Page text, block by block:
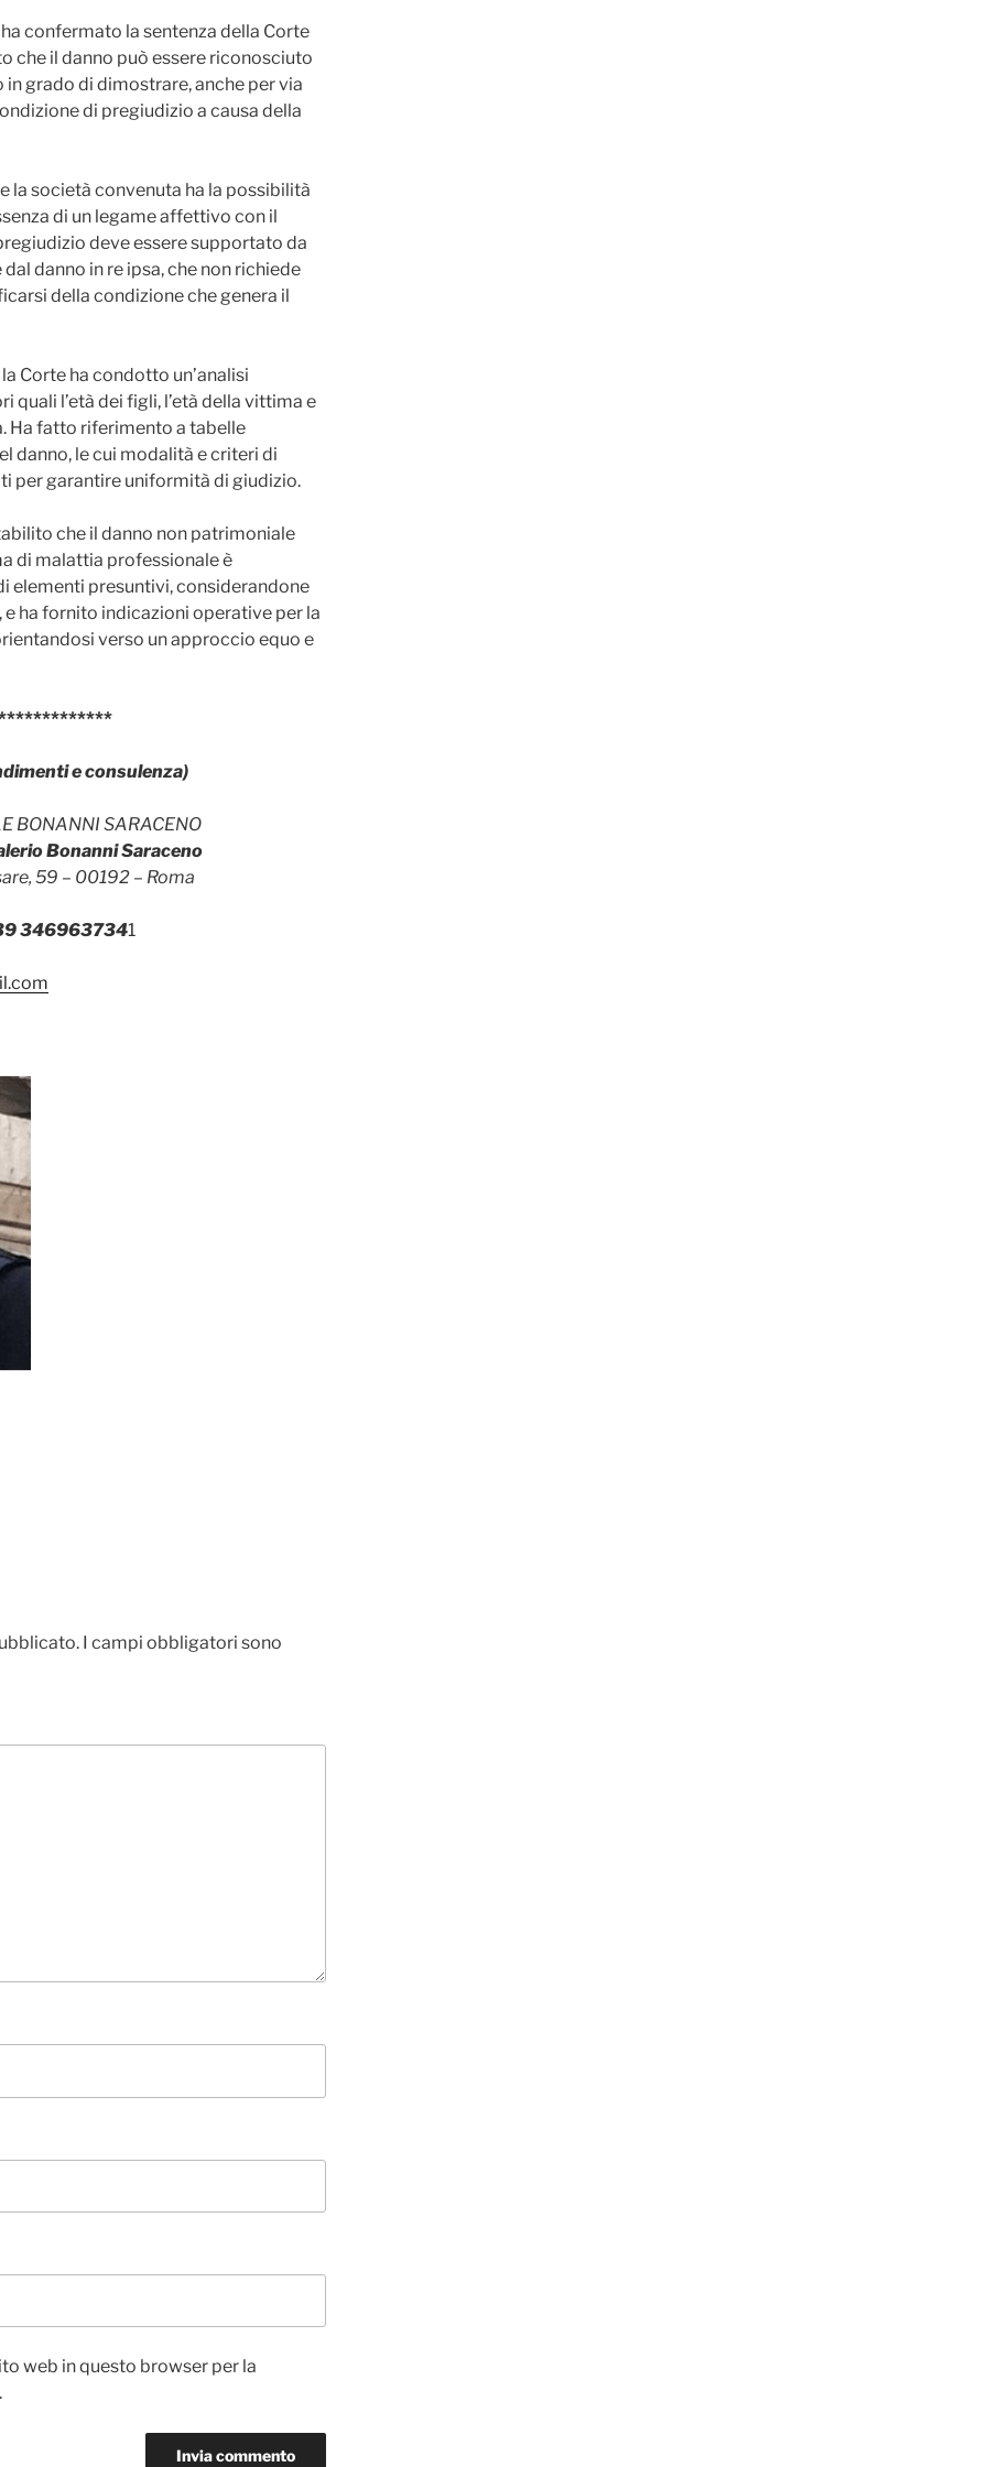
confermato la sentenza della Corte
che il danno può essere riconosciuto
grado di dimostrare, anche per via
di pregiudizio a causa della
la società convenuta ha la possibilità
di un legame affettivo con il
deve essere supportato da
danno in re ipsa, che non richiede
della condizione che genera il
Corte ha condotto un’analisi
l’età dei figli, l’età della vittima e
Ha fatto riferimento a tabelle
danno, le cui modalità e criteri di
per garantire uniformità di giudizio.
che il danno non patrimoniale
di malattia professionale è
elementi presuntivi, considerandone
ha fornito indicazioni operative per la
verso un approccio equo e
e consulenza)
BONANNI SARACENO
Bonanni Saraceno
59 – 00192 – Roma
3469637341
I campi obbligatori sono
web in questo browser per la